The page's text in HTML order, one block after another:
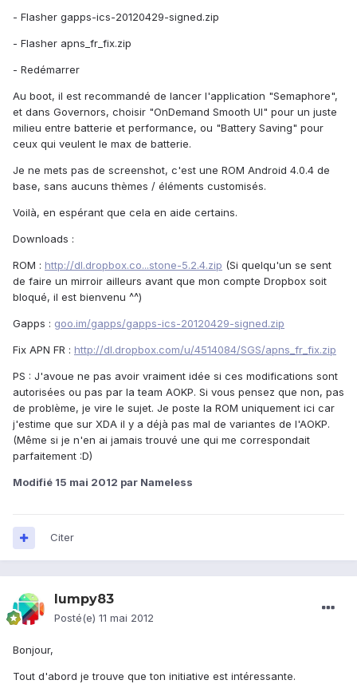
- Flasher gapps-ics-20120429-signed.zip
- Flasher apns_fr_fix.zip
- Redémarrer
Au boot, il est recommandé de lancer l'application "Semaphore",
et dans Governors, choisir "OnDemand Smooth UI" pour un juste
milieu entre batterie et performance, ou "Battery Saving" pour
ceux qui veulent le max de batterie.
Je ne mets pas de screenshot, c'est une ROM Android 4.0.4 de
base, sans aucuns thèmes / éléments customisés.
Voilà, en espérant que cela en aide certains.
Downloads :
ROM : http://dl.dropbox.co...stone-5.2.4.zip (Si quelqu'un se sent
de faire un mirroir ailleurs avant que mon compte Dropbox soit
bloqué, il est bienvenu ^^)
Gapps : goo.im/gapps/gapps-ics-20120429-signed.zip
Fix APN FR : http://dl.dropbox.com/u/4514084/SGS/apns_fr_fix.zip
PS : J'avoue ne pas avoir vraiment idée si ces modifications sont
autorisées ou pas par la team AOKP. Si vous pensez que non, pas
de problème, je vire le sujet. Je poste la ROM uniquement ici car
j'estime que sur XDA il y a déjà pas mal de variantes de l'AOKP.
(Même si je n'en ai jamais trouvé une qui me correspondait
parfaitement :D)
Modifié 15 mai 2012 par Nameless
Citer
lumpy83
Posté(e) 11 mai 2012
Bonjour,
Tout d'abord je trouve que ton initiative est intéressante.